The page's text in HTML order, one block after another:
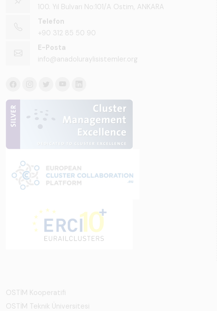
100. Yıl Bulvarı No:101/A Ostim, ANKARA
Telefon
+90 312 85 50 90
E-Posta
info@anadoluraylisistemler.org
OSTİM Kooperatifi
OSTİM Teknik Üniversitesi